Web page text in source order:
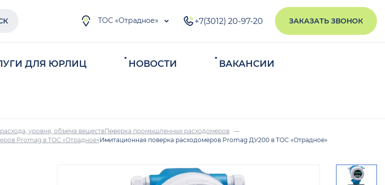
ТОС «Отрадное» +7(3012) 20-97-20 ЗАКАЗАТЬ ЗВОНОК
ДЛЯ ЮРЛИЦ НОВОСТИ ВАКАНСИИ
уровня, объема веществПоверка промышленных расходомеров
Promag в ТОС «Отрадное»Имитационная поверка расходомеров Promag ДУ200 в ТОС «Отрадное»